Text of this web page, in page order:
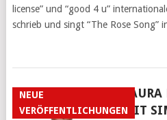
license” und “good 4 u”
schrieb und singt “The Rose Song”
NEUE
VERÖFFENTLICHUNGENMIT